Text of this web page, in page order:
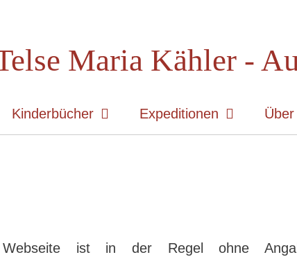
Maria Kähler -
Kinderbücher Expeditionen
ist in der Regel ohne